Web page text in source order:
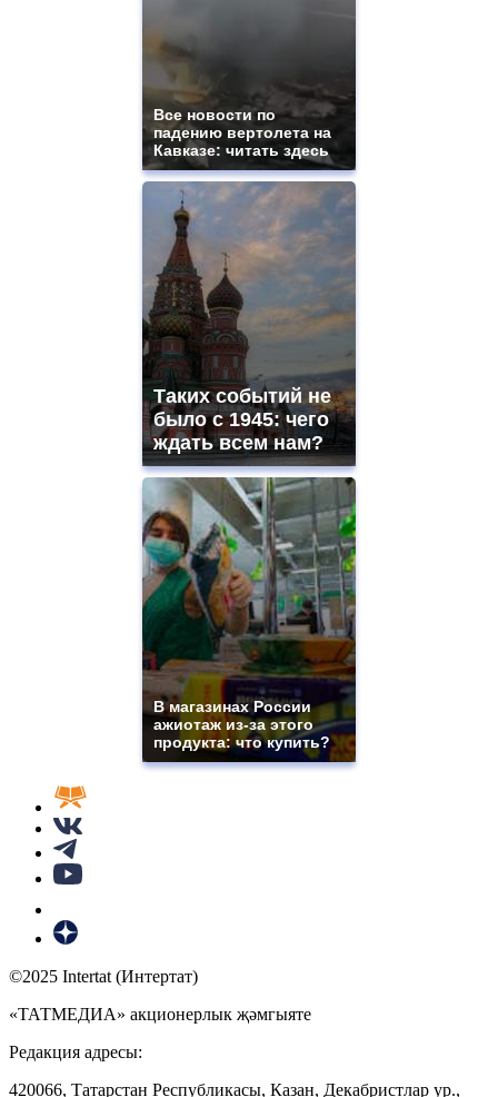
Все новости по
падению вертолета на
Кавказе: читать здесь
Таких событий не
было с 1945: чего
ждать всем нам?
В магазинах России
ажиотаж из-за этого
продукта: что купить?
©2025 Intertat (Интертат)
«ТАТМЕДИА» акционерлык җәмгыяте
Редакция адресы:
420066, Татарстан Республикасы, Казан, Декабристлар ур.,